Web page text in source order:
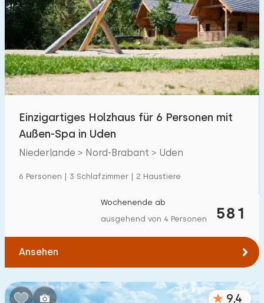
Einzigartiges Holzhaus für 6 Personen mit
Außen-Spa in Uden
Niederlande > Nord-Brabant > Uden
6 Personen | 3 Schlafzimmer | 2 Haustiere
581
Wochenende ab
ausgehend von 4 Personen
Ansehen
9,4